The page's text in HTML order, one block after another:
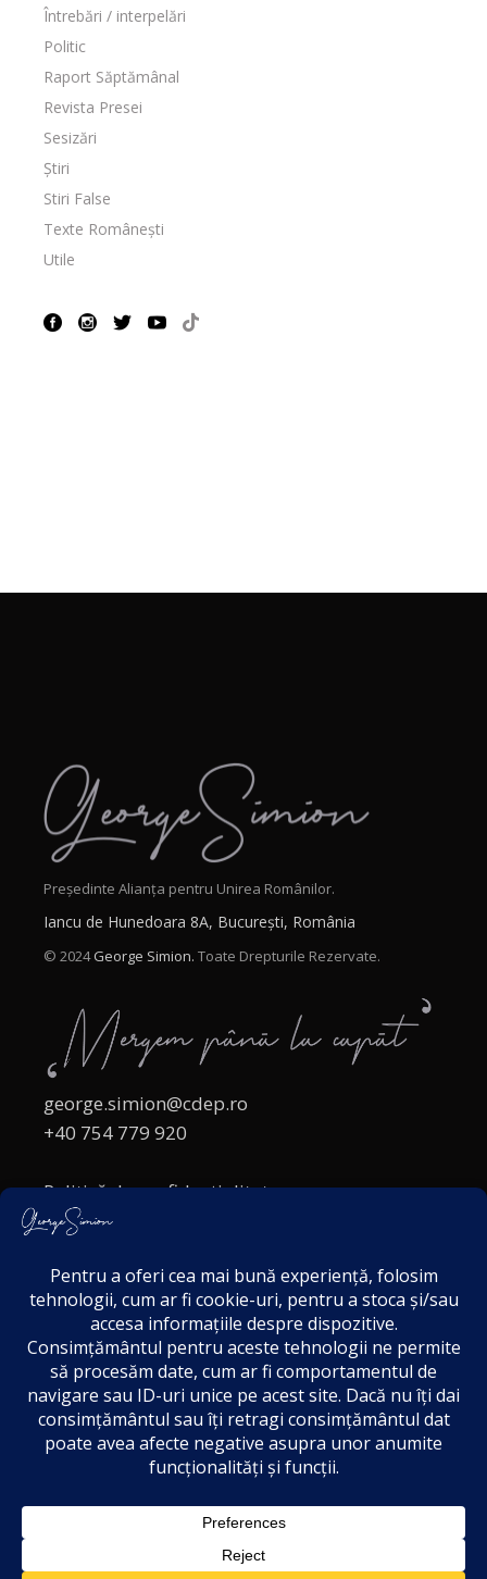
Întrebări / interpelări
Politic
Raport Săptămânal
Revista Presei
Sesizări
Știri
Stiri False
Texte Românești
Utile
Președinte Alianța pentru Unirea Românilor.
Iancu de Hunedoara 8A, București, România
© 2024George Simion. Toate Drepturile Rezervate.
george.simion@cdep.ro
+40 754 779 920
Politică de confidențialitate
Politica cookies
Acordul de markting
Disclaimer